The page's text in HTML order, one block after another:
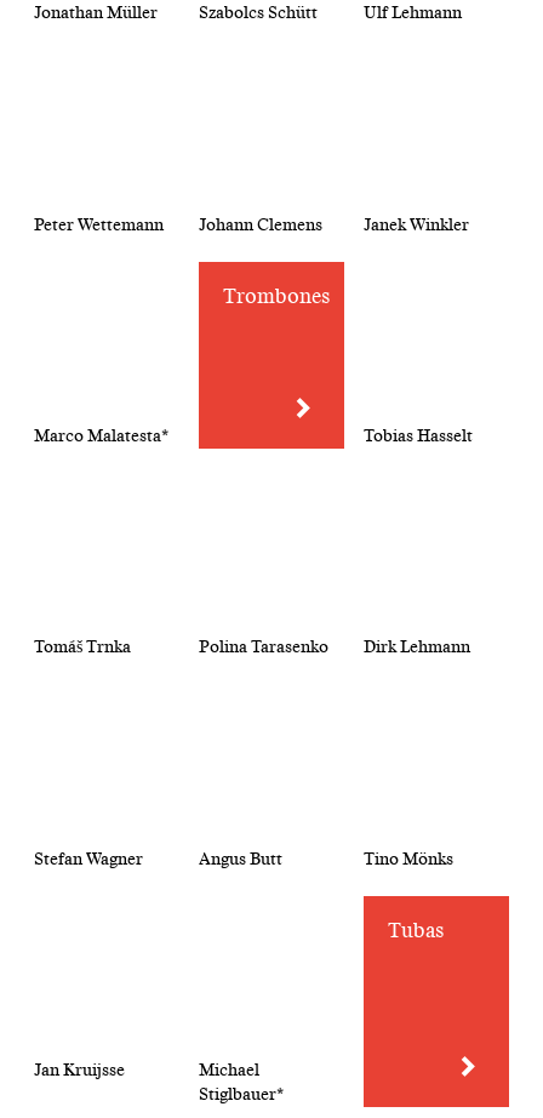
Jonathan Müller Szabolcs Schütt Ulf Lehmann
Peter Wettemann Johann Clemens Janek Winkler
Marco Malatesta*
Trombones
Tobias Hasselt
Tomáš Trnka Polina Tarasenko Dirk Lehmann
Stefan Wagner Angus Butt Tino Mönks
Jan Kruijsse
Michael
Stiglbauer*
Tubas